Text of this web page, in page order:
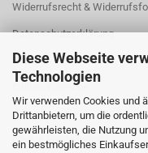
Diese Webseite
Technologien
Wir verwenden Cookies und
Drittanbietern, um die
gewährleisten, die Nutzung
ein bestmögliches
Widerrufsrecht &
Datenschutzerklärung
Kontakt
Callback Service
Öffnungszeiten
Cookie Einstellungen